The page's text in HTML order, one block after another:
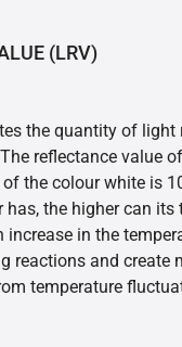
(LRV)
the quantity of
reflectance value
the colour white is
has, the higher can
increase in the
reactions and create
temperature